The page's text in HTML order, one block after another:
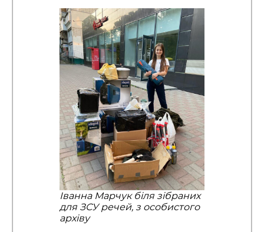
Іванна Марчук біля зібраних
для ЗСУ речей, з особистого
архіву